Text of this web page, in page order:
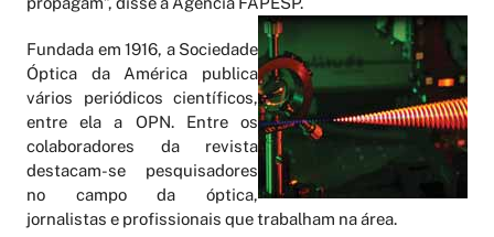
Fundada em 1916, a Sociedade
Óptica da América publica
vários periódicos científicos,
entre ela a OPN. Entre os
colaboradores da revista
destacam-se pesquisadores
no campo da óptica,
jornalistas e profissionais que trabalham na área.